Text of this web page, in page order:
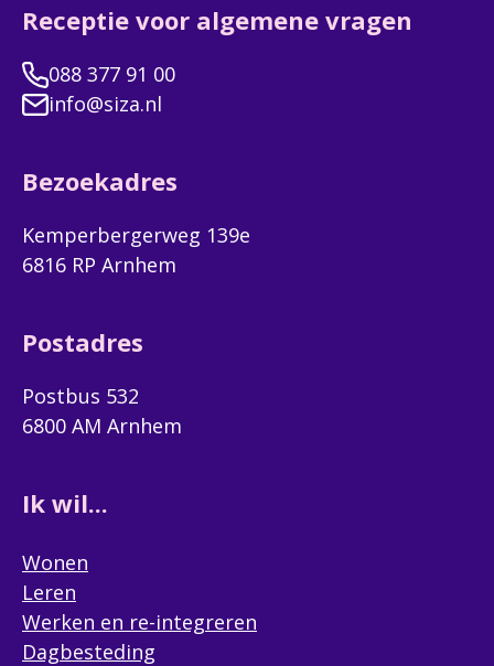
Receptie voor algemene vragen
088 377 91 00
info@siza.nl
Bezoekadres
Kemperbergerweg 139e
6816 RP Arnhem
Postadres
Postbus 532
6800 AM Arnhem
Ik wil...
Wonen
Leren
Werken en re-integreren
Dagbesteding